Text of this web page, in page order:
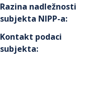
Razina nadležnosti
subjekta NIPP-a:
Kontakt podaci
subjekta: